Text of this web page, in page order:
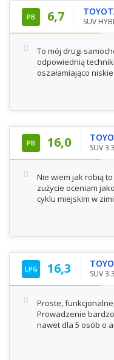
PB 6,7 SUV
To mój drugi
odpowiednią
oszałamiająco
PB 16,0 SUV
Nie wiem jak robią
zużycie oceniam
cyklu miejskim w
LPG 16,3 SUV
Proste,
Prowadzenie
nawet dla 5 osób o